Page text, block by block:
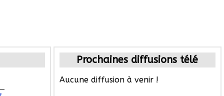
Prochaines diffusions télé
Aucune diffusion à venir !